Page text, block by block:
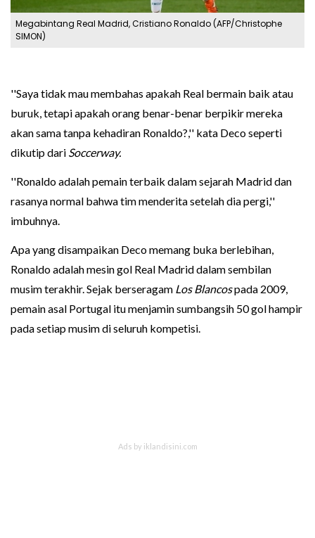
Megabintang Real Madrid, Cristiano Ronaldo (AFP/Christophe
SIMON)
''Saya tidak mau membahas apakah Real bermain baik atau
buruk, tetapi apakah orang benar-benar berpikir mereka
akan sama tanpa kehadiran Ronaldo?,'' kata Deco seperti
dikutip dari Soccerway.
''Ronaldo adalah pemain terbaik dalam sejarah Madrid dan
rasanya normal bahwa tim menderita setelah dia pergi,''
imbuhnya.
Apa yang disampaikan Deco memang buka berlebihan,
Ronaldo adalah mesin gol Real Madrid dalam sembilan
musim terakhir. Sejak berseragam Los Blancospada 2009,
pemain asal Portugal itu menjamin sumbangsih 50 gol hampir
pada setiap musim di seluruh kompetisi.